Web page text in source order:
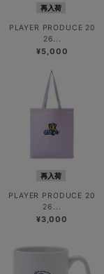
再入荷
PLAYER PRODUCE 20
26...
¥5,000
再入荷
PLAYER PRODUCE 20
26...
¥3,000